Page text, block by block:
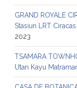
GRAND ROYALE
Stasiun LRT
2023
TSAMARA
Utan Kayu